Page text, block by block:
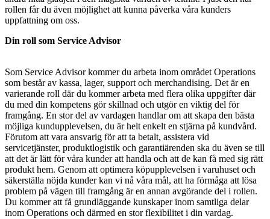
rollen får du även möjlighet att kunna påverka våra kunders
uppfattning om oss.
Din roll som Service Advisor
Som Service Advisor kommer du arbeta inom området Operations
som består av kassa, lager, support och merchandising. Det är en
varierande roll där du kommer arbeta med flera olika uppgifter där
du med din kompetens gör skillnad och utgör en viktig del för
framgång. En stor del av vardagen handlar om att skapa den bästa
möjliga kundupplevelsen, du är helt enkelt en stjärna på kundvård.
Förutom att vara ansvarig för att ta betalt, assistera vid
servicetjänster, produktlogistik och garantiärenden ska du även se till
att det är lätt för våra kunder att handla och att de kan få med sig rätt
produkt hem. Genom att optimera köpupplevelsen i varuhuset och
säkerställa nöjda kunder kan vi nå våra mål, att ha förmåga att lösa
problem på vägen till framgång är en annan avgörande del i rollen.
Du kommer att få grundläggande kunskaper inom samtliga delar
inom Operations och därmed en stor flexibilitet i din vardag.